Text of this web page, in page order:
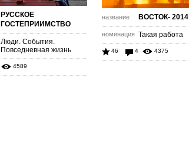
РУССКОЕ
ГОСТЕПРИИМСТВО
Люди. События.
Повседневная жизнь
4589
название ВОСТОК- 2014
номинация Такая работа
46 4 4375